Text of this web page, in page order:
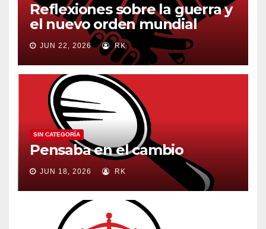
Reflexiones sobre la guerra y
el nuevo orden mundial
JUN 22, 2026 RK
SIN CATEGORÍA
Pensaba en el cambio
JUN 18, 2026 RK